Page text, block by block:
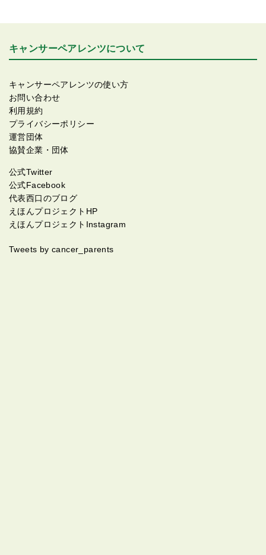
キャンサーペアレンツについて
キャンサーペアレンツの使い方
お問い合わせ
利用規約
プライバシーポリシー
運営団体
協賛企業・団体
公式Twitter
公式Facebook
代表西口のブログ
えほんプロジェクトHP
えほんプロジェクトInstagram
Tweets by cancer_parents